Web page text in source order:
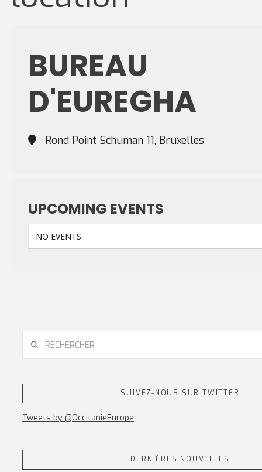
BUREAU
D'EUREGHA
Rond Point Schuman 11, Bruxelles
UPCOMING EVENTS
NO EVENTS
SUIVEZ-NOUS SUR TWITTER
Tweets by @OccitanieEurope
DERNIÈRES NOUVELLES